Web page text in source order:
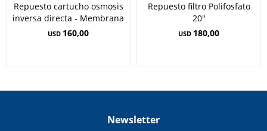
Repuesto cartucho osmosis
inversa directa - Membrana
USD 160,00
Repuesto filtro Polifosfato
20"
USD 180,00
Newsletter